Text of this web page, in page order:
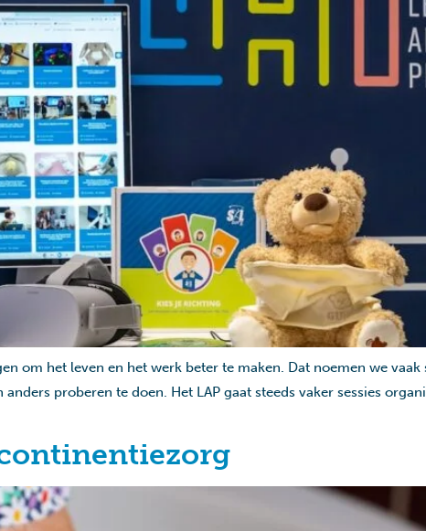
om het leven en het werk beter te maken. Dat noemen we
anders proberen te doen. Het LAP gaat steeds vaker sessies